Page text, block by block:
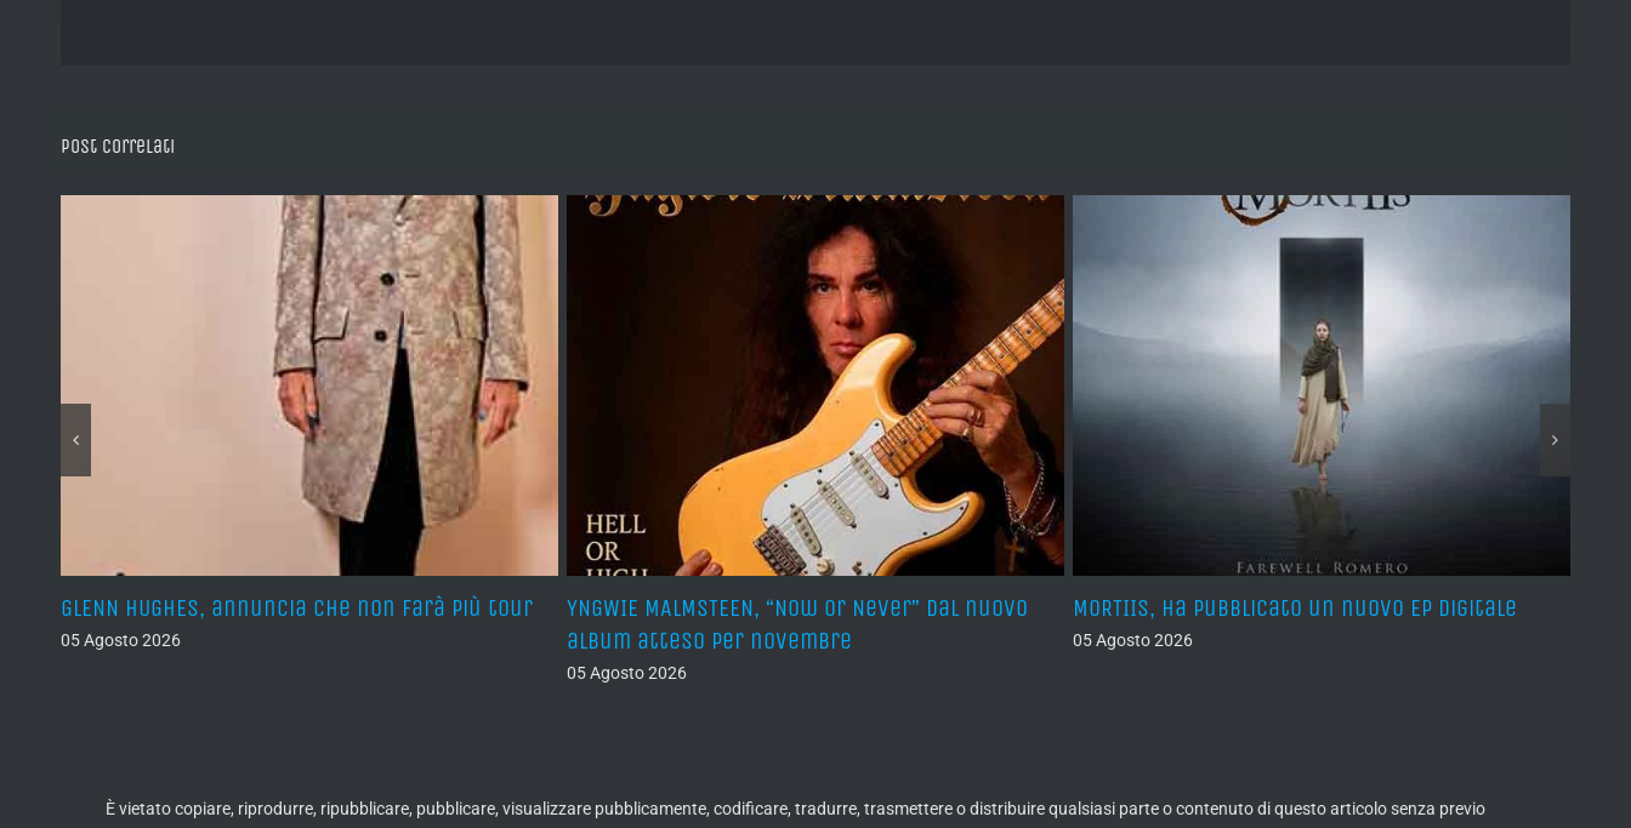
Post correlati
GLENN HUGHES, annuncia che non farà più tour
05 Agosto 2026
YNGWIE MALMSTEEN, “Now Or Never” dal nuovo
album atteso per novembre
05 Agosto 2026
MORTIIS, ha pubblicato un nuovo EP digitale
05 Agosto 2026
È vietato copiare, riprodurre, ripubblicare, pubblicare, visualizzare pubblicamente, codificare, tradurre, trasmettere o distribuire qualsiasi parte o contenuto di questo articolo senza previo